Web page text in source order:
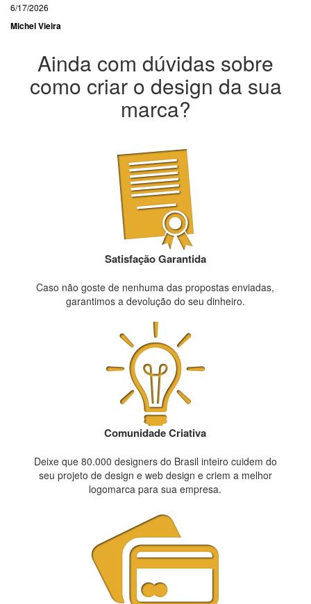
6/17/2026
Michel Vieira
Ainda com dúvidas sobre
como criar o design da sua
marca?
Satisfação Garantida
Caso não goste de nenhuma das propostas enviadas,
garantimos a devolução do seu dinheiro.
Comunidade Criativa
Deixe que 80.000 designers do Brasil inteiro cuidem do
seu projeto de design e web design e criem a melhor
logomarca para sua empresa.